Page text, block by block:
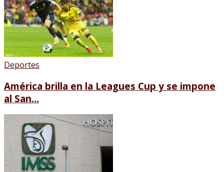
Deportes
América brilla en la Leagues Cup y se impone
al San...